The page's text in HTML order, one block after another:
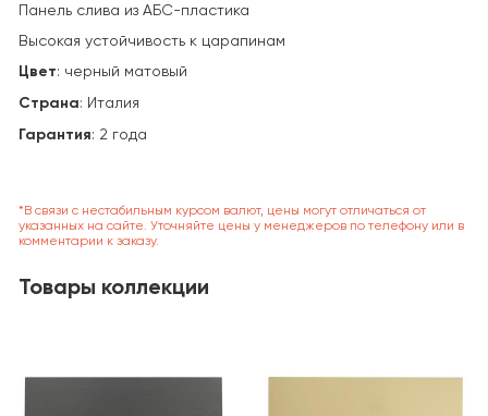
Панель слива из АБС-пластика
Высокая устойчивость к царапинам
Цвет: черный матовый
Страна: Италия
Гарантия: 2 года
*В связи с нестабильным курсом валют, цены могут отличаться от
указанных на сайте. Уточняйте цены у менеджеров по телефону или в
комментарии к заказу.
Товары коллекции